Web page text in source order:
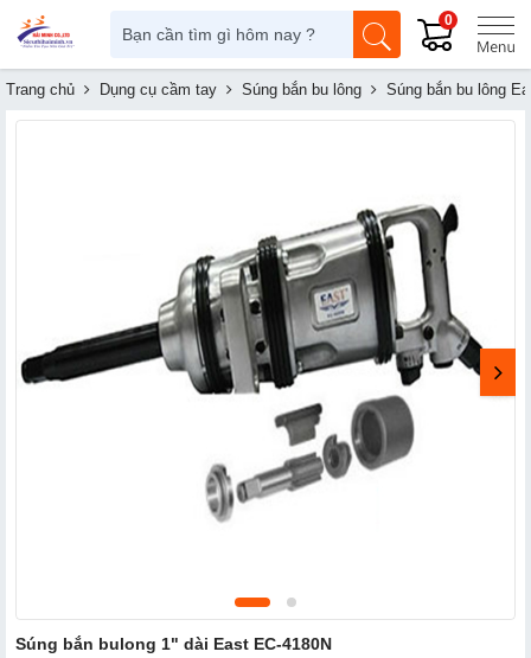
0
Trang chủ Dụng cụ cầm tay Súng bắn bu lông Súng bắn bu lông
Súng bắn bulong 1" dài East EC-4180N